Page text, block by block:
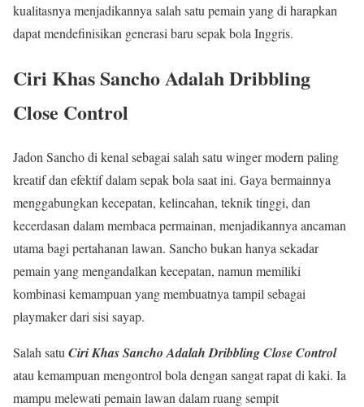
kualitasnya menjadikannya salah satu pemain yang di harapkan
dapat mendefinisikan generasi baru sepak bola Inggris.
Ciri Khas Sancho Adalah Dribbling
Close Control
Jadon Sancho di kenal sebagai salah satu winger modern paling
kreatif dan efektif dalam sepak bola saat ini. Gaya bermainnya
menggabungkan kecepatan, kelincahan, teknik tinggi, dan
kecerdasan dalam membaca permainan, menjadikannya ancaman
utama bagi pertahanan lawan. Sancho bukan hanya sekadar
pemain yang mengandalkan kecepatan, namun memiliki
kombinasi kemampuan yang membuatnya tampil sebagai
playmaker dari sisi sayap.
Salah satu Ciri Khas Sancho Adalah Dribbling Close Control
atau kemampuan mengontrol bola dengan sangat rapat di kaki. Ia
mampu melewati pemain lawan dalam ruang sempit